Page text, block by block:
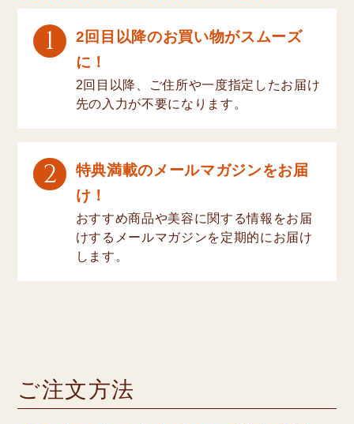
1
2回目以降のお買い物がスムーズ
に！
2回目以降、ご住所や一度指定したお届け
先の入力が不要になります。
2
特典満載のメールマガジンをお届
け！
おすすめ商品や美容に関する情報をお届
けするメールマガジンを定期的にお届け
します。
ご注文方法